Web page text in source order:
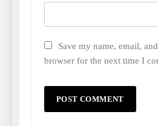
Save my name, email,
browser for the next time I